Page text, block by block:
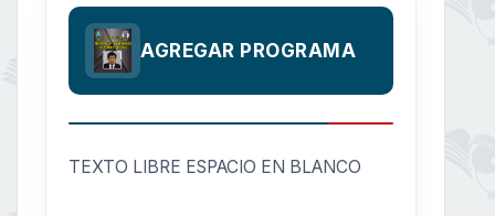
AGREGAR PROGRAMA
TEXTO LIBRE ESPACIO EN BLANCO